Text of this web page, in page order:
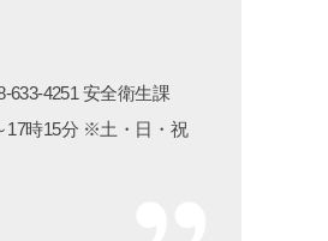
633-4251 安全衛生課
17時15分 ※土・日・祝